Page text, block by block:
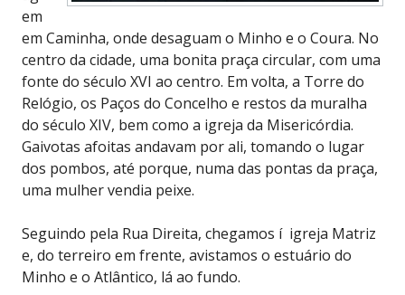
em
em Caminha, onde desaguam o Minho e o Coura. No
centro da cidade, uma bonita praça circular, com uma
fonte do século XVI ao centro. Em volta, a Torre do
Relógio, os Paços do Concelho e restos da muralha
do século XIV, bem como a igreja da Misericórdia.
Gaivotas afoitas andavam por ali, tomando o lugar
dos pombos, até porque, numa das pontas da praça,
uma mulher vendia peixe.
Seguindo pela Rua Direita, chegamos í igreja Matriz
e, do terreiro em frente, avistamos o estuário do
Minho e o Atlântico, lá ao fundo.